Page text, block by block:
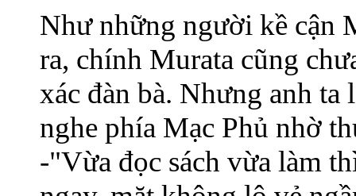
Như những người kề cận
ra, chính Murata cũng
xác đàn bà. Nhưng anh
nghe phía Mạc Phủ nhờ
-"Vừa đọc sách vừa làm